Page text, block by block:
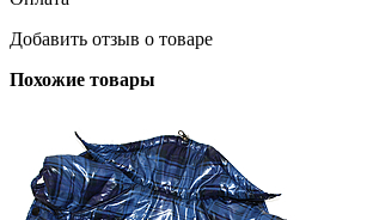
Добавить отзыв о товаре
Похожие товары